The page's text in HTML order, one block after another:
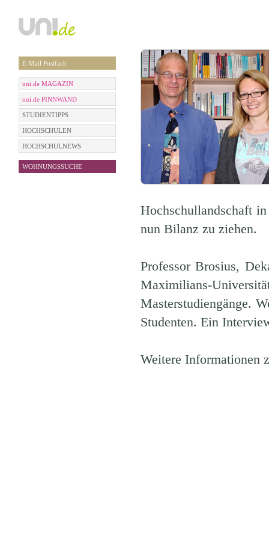
E-Mail Postfach
uni.de MAGAZIN
uni.de PINNWAND
STUDIENTIPPS
HOCHSCHULEN
HOCHSCHULNEWS
WOHNUNGSSUCHE
Hochschullandschaft
nun Bilanz zu ziehen.
Professor Brosius,
Maximilians-
Masterstudiengänge.
Studenten. Ein
Weitere Informationen